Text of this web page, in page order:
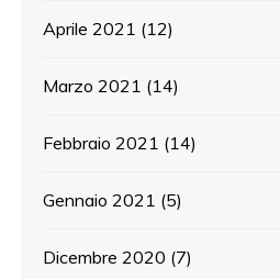
Aprile 2021 (12)
Marzo 2021 (14)
Febbraio 2021 (14)
Gennaio 2021 (5)
Dicembre 2020 (7)